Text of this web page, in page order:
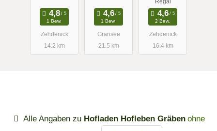
1 Bew.
Zehdenick
14.2 km
1 Bew.
Gransee
21.5 km
Regal
2 Bew.
Zehdenick
16.4 km
Alle Angaben zu Hofladen Hofleben Gräben ohne